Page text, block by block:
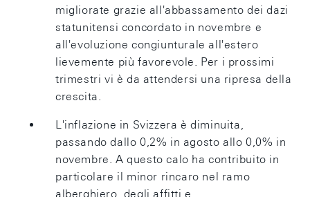
migliorate grazie all'abbassamento dei dazi
statunitensi concordato in novembre e
all'evoluzione congiunturale all'estero
lievemente più favorevole. Per i prossimi
trimestri vi è da attendersi una ripresa della
crescita.
L'inflazione in Svizzera è diminuita,
passando dallo 0,2% in agosto allo 0,0% in
novembre. A questo calo ha contribuito in
particolare il minor rincaro nel ramo
alberghiero, degli affitti e